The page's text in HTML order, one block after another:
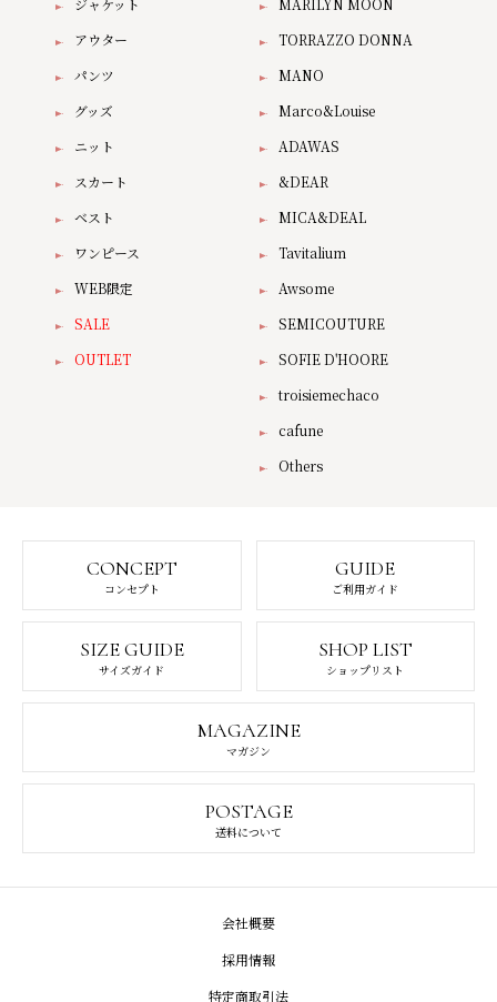
ジャケット
アウター
パンツ
グッズ
ニット
スカート
ベスト
ワンピース
WEB限定
SALE
OUTLET
MARILYN MOON
TORRAZZO DONNA
MANO
Marco&Louise
ADAWAS
&DEAR
MICA&DEAL
Tavitalium
Awsome
SEMICOUTURE
SOFIE D'HOORE
troisiemechaco
cafune
Others
CONCEPT
コンセプト
GUIDE
ご利用ガイド
SIZE GUIDE
サイズガイド
SHOP LIST
ショップリスト
MAGAZINE
マガジン
POSTAGE
送料について
会社概要
採用情報
特定商取引法